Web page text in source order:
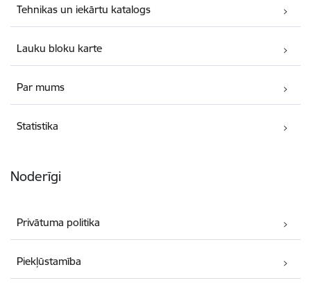
Tehnikas un iekārtu katalogs
Lauku bloku karte
Par mums
Statistika
Noderīgi
Privātuma politika
Piekļūstamība